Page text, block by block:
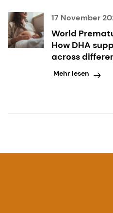
17 November
World
How DHA
across
formats
mothers and
Mehr lesen